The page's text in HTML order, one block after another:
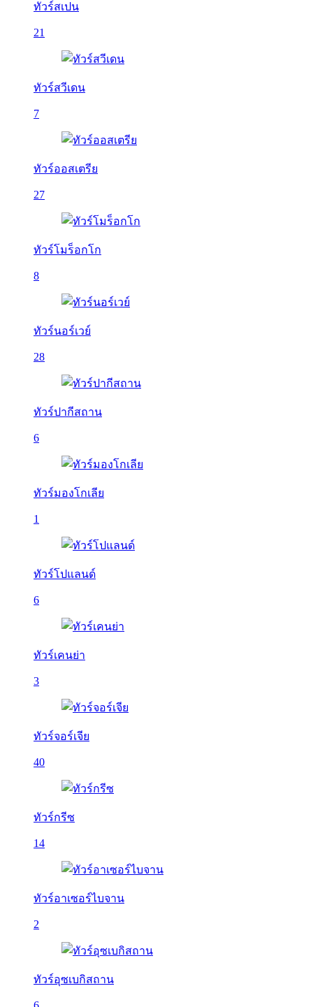
ทัวร์สเปน
21
ทัวร์สวีเดน
7
ทัวร์ออสเตรีย
27
ทัวร์โมร็อกโก
8
ทัวร์นอร์เวย์
28
ทัวร์ปากีสถาน
6
ทัวร์มองโกเลีย
1
ทัวร์โปแลนด์
6
ทัวร์เคนย่า
3
ทัวร์จอร์เจีย
40
ทัวร์กรีซ
14
ทัวร์อาเซอร์ไบจาน
2
ทัวร์อุซเบกิสถาน